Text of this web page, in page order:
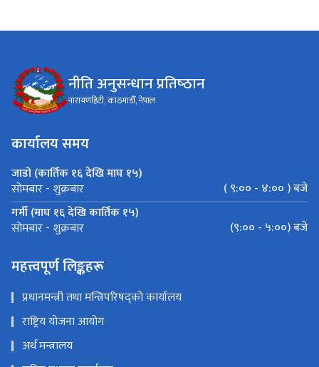
नीति अनुसन्धान प्रतिष्‍ठान
नारायणहिटी, काठमाडौँ, नेपाल
कार्यालय समय
जाडो (कार्तिक १६ देखि माघ १५)
सोमबार - शुक्रबार
( ९:०० - ४:०० ) बजे
गर्मी (माघ १६ देखि कार्तिक १५)
सोमबार - शुक्रबार (९:०० - ५:००) बजे
महत्त्वपूर्ण लिङ्कहरू
प्रधानमन्त्री तथा मन्त्रिपरिषद्को कार्यालय
राष्ट्रिय योजना आयोग
अर्थ मन्त्रालय